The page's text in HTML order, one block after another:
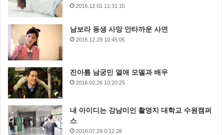
2016.12.01 11:31:15
남보라 동생 사망 안타까운 사연
2015.12.28 10:45:05
진아름 남궁민 열애 모델과 배우
2016.02.26 10:20:25
내 아이디는 강남미인 촬영지 대학교 수원캠퍼
스
2018.07.29 0:12:28